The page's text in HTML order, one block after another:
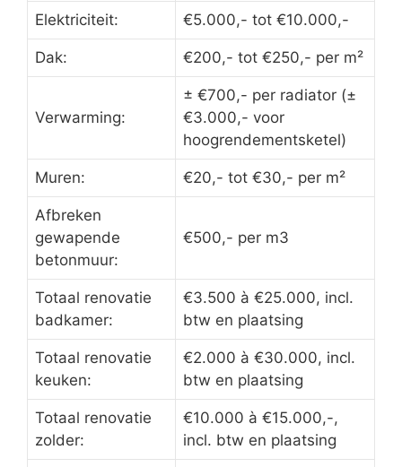
Elektriciteit: €5.000,- tot €10.000,-
Dak: €200,- tot €250,- per m²
Verwarming:
± €700,- per radiator (±
€3.000,- voor
hoogrendementsketel)
Muren: €20,- tot €30,- per m²
Afbreken
gewapende
betonmuur:
€500,- per m3
Totaal renovatie
badkamer:
€3.500 à €25.000, incl.
btw en plaatsing
Totaal renovatie
keuken:
€2.000 à €30.000, incl.
btw en plaatsing
Totaal renovatie
zolder:
€10.000 à €15.000,-,
incl. btw en plaatsing